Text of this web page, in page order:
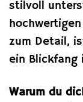
stilvoll
zum Detail,
ein Blickfang
Warum du